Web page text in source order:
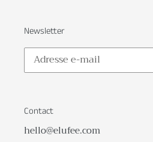
Newsletter
Contact
hello@elufee.com